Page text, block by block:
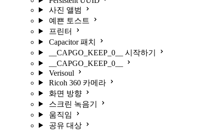
사진 앨범
예쁜 토스트
프린터
Capacitor 패치
__CAPGO_KEEP_0__ 시작하기
__CAPGO_KEEP_0__
Verisoul
Ricoh 360 카메라
화면 방향
스크린 녹음기
움직임
공유 대상